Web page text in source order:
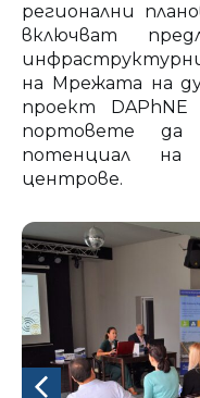
регионални
включват
на Мрежата на
проект
портовете да
потенциал на
центрове.